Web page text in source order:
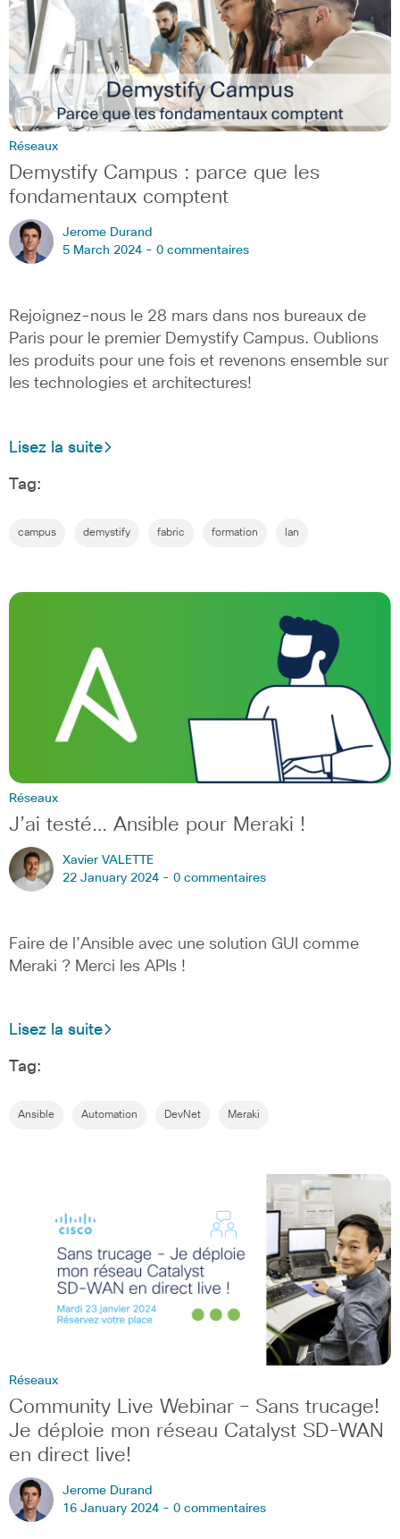
Réseaux
Demystify Campus : parce que les
fondamentaux comptent
Jerome Durand
5 March 2024 - 0 commentaires
Rejoignez-nous le 28 mars dans nos bureaux de
Paris pour le premier Demystify Campus. Oublions
les produits pour une fois et revenons ensemble sur
les technologies et architectures!
Lisez la suite
Tag:
campus demystify fabric formation lan
Réseaux
J’ai testé… Ansible pour Meraki !
Xavier VALETTE
22 January 2024 - 0 commentaires
Faire de l’Ansible avec une solution GUI comme
Meraki ? Merci les APIs !
Lisez la suite
Tag:
Ansible Automation DevNet Meraki
Réseaux
Community Live Webinar – Sans trucage!
Je déploie mon réseau Catalyst SD-WAN
en direct live!
Jerome Durand
16 January 2024 - 0 commentaires